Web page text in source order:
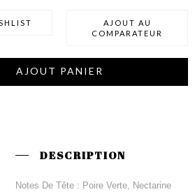
AJOUT AU
COMPARATEUR
AJOUT PANIER
DESCRIPTION
Notes De Tête : Poire Verte, Nectarine